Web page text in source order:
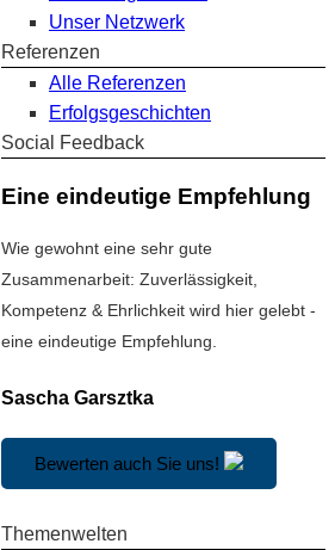
Unser Netzwerk
Referenzen
Alle Referenzen
Erfolgsgeschichten
Social Feedback
Eine eindeutige Empfehlung
Wie gewohnt eine sehr gute
Zusammenarbeit: Zuverlässigkeit,
Kompetenz & Ehrlichkeit wird hier gelebt -
eine eindeutige Empfehlung.
Sascha Garsztka
Bewerten auch Sie uns!
Themenwelten